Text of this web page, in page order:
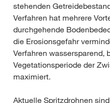
stehenden
Verfahren hat mehrere
durchgehende
die Erosionsgefahr
Verfahren wassersparend,
Vegetationsperiode der
maximiert.
Aktuelle Spritzdrohnen